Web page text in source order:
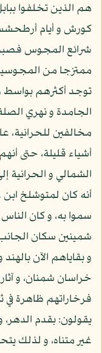
هم الذين تخلفوا
كورش و أيام
شرائع المجوس
ممتزجا من المجوسية
توجد أكثرهم بواسط
الجامدة و نهري
مخالفين للحرانية،
أشياء قليلة، حتى
الشمالي و الحرانية
أنه كان لمتوشلخ
سموا به، و كان
شمينين سكان الجانب
و بقاياهم الآن
خراسان شمنان، و
فرخاراتهم ظاهرة في
يقولون: بقدم الدهر،
غير متناه، و لذلك